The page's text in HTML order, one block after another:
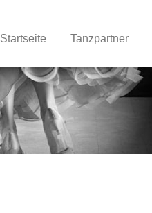
Startseite Tanzpartner